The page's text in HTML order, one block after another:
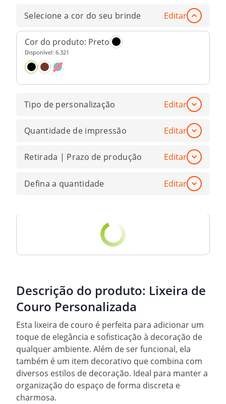
Selecione a cor do seu brinde Editar
Cor do produto: Preto
Disponível: 6.321
Tipo de personalização Editar
Quantidade de impressão Editar
Retirada | Prazo de produção Editar
Defina a quantidade Editar
Descrição do produto: Lixeira de
Couro Personalizada
Esta lixeira de couro é perfeita para adicionar um
toque de elegância e sofisticação à decoração de
qualquer ambiente. Além de ser funcional, ela
também é um item decorativo que combina com
diversos estilos de decoração. Ideal para manter a
organização do espaço de forma discreta e
charmosa.